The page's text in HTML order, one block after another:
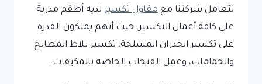
تتعامل شركتنا مع مقاول تكسير لديه أطقم مدربة
على كافة أعمال التكسير، حيث أنهم يملكون القدرة
على تكسير الجدران المسلحة، تكسير بلاط المطابخ
والحمامات، وعمل الفتحات الخاصة بالمكيفات.